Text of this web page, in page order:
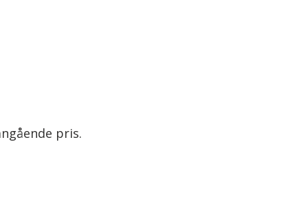
pris.